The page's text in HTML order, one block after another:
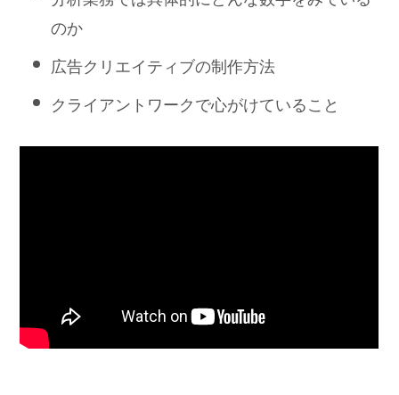
のか
広告クリエイティブの制作方法
クライアントワークで心がけていること